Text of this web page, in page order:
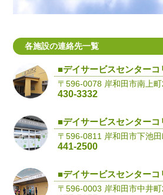
各施設の連絡先一覧
■デイサービスセンターコ
〒596-0078 岸和田市南上
430-3332
■デイサービスセンターコ
〒596-0811 岸和田市下池
441-2500
■デイサービスセンターコ
〒596-0003 岸和田市中井